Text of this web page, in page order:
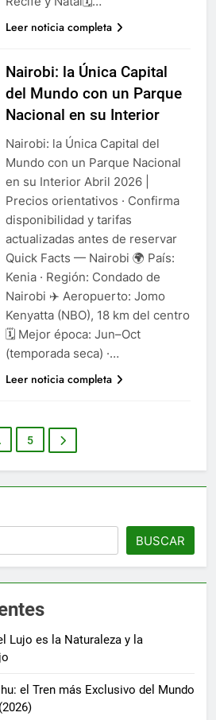
Leer noticia completa
Nairobi: la Única Capital
del Mundo con un Parque
Nacional en su Interior
Nairobi: la Única Capital del
Mundo con un Parque Nacional
en su Interior Abril 2026 |
Precios orientativos · Confirma
disponibilidad y tarifas
actualizadas antes de reservar
Quick Facts — Nairobi 🌍 País:
Kenia · Región: Condado de
Nairobi ✈️ Aeropuerto: Jomo
Kenyatta (NBO), 18 km del centro
🗓️ Mejor época: Jun–Oct
(temporada seca) ·…
Leer noticia completa
5
BUSCAR
Lujo es la Naturaleza y la
el Tren más Exclusivo del Mundo